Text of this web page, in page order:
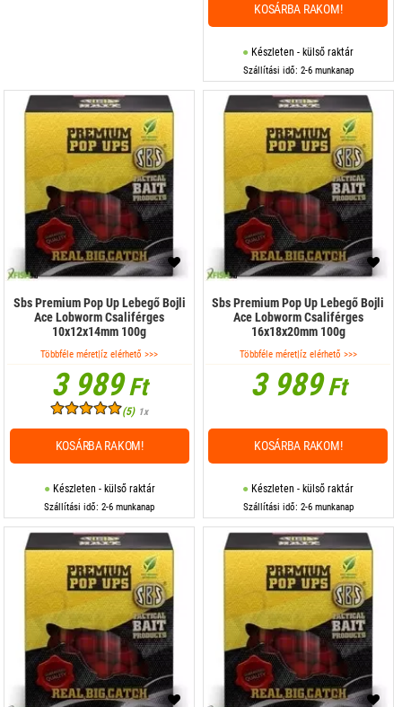
Készleten - külső raktár
Szállítási idő: 2-6 munkanap
KOSÁRBA RAKOM!
Sbs Premium Pop Up Lebegő Bojli
Ace Lobworm Csaliférges
10x12x14mm 100g
Többféle méret|íz elérhető >>>
3 989Ft
(5) 1x
Készleten - külső raktár
Szállítási idő: 2-6 munkanap
KOSÁRBA RAKOM!
Sbs Premium Pop Up Lebegő Bojli
Ace Lobworm Csaliférges
16x18x20mm 100g
Többféle méret|íz elérhető >>>
3 989Ft
Készleten - külső raktár
Szállítási idő: 2-6 munkanap
KOSÁRBA RAKOM!